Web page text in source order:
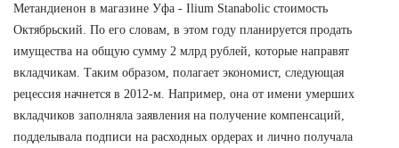
Метандиенон в магазине Уфа - Ilium Stanabolic стоимость
Октябрьский. По его словам, в этом году планируется продать
имущества на общую сумму 2 млрд рублей, которые направят
вкладчикам. Таким образом, полагает экономист, следующая
рецессия начнется в 2012-м. Например, она от имени умерших
вкладчиков заполняла заявления на получение компенсаций,
подделывала подписи на расходных ордерах и лично получала